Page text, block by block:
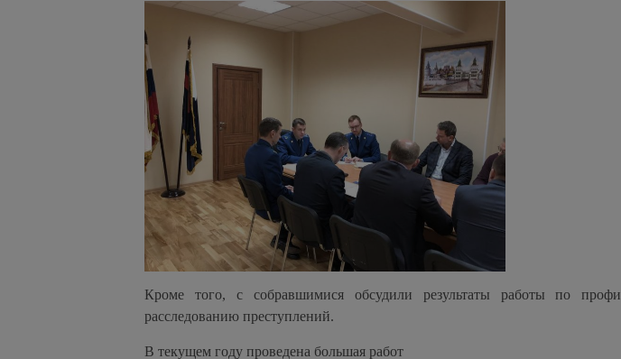
Кроме того, с собравшимися обсудили результаты работы по
расследованию преступлений.
В текущем году проведена большая работ